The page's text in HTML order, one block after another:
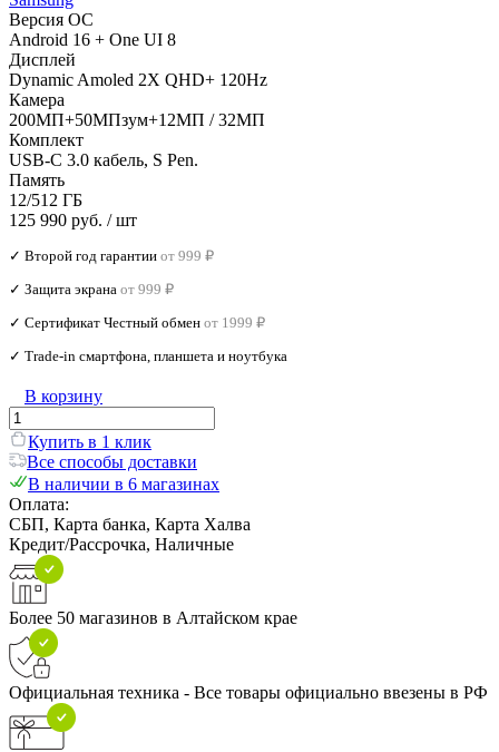
Версия ОС
Android 16 + One UI 8
Дисплей
Dynamic Amoled 2X QHD+ 120Hz
Камера
200МП+50МПзум+12МП / 32МП
Комплект
USB-C 3.0 кабель, S Pen.
Память
12/512 ГБ
125 990 руб. / шт
✓ Второй год гарантии от 999 ₽
✓ Защита экрана от 999 ₽
✓ Сертификат Честный обмен от 1999 ₽
✓ Trade‑in смартфона, планшета и ноутбука
В корзину
Купить в 1 клик
Все способы доставки
В наличии в 6 магазинах
Оплата:
СБП, Карта банка, Карта Халва
Кредит/Рассрочка, Наличные
Более 50 магазинов в Алтайском крае
Официальная техника - Все товары официально ввезены в РФ